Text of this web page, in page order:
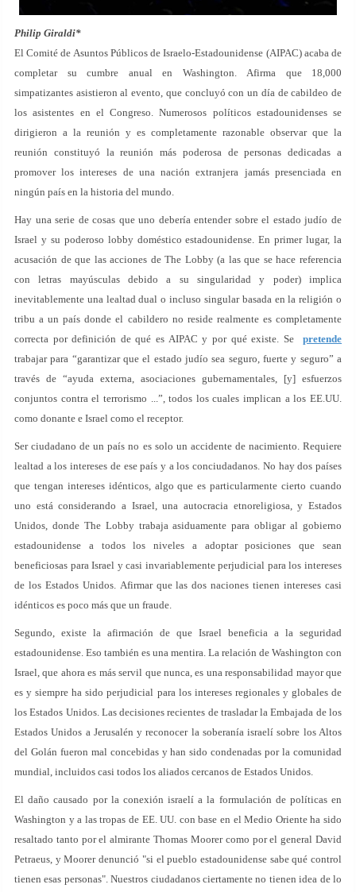
Philip Giraldi*
El Comité de Asuntos Públicos de Israelo-Estadounidense (AIPAC) acaba de
completar su cumbre anual en Washington. Afirma que 18,000
simpatizantes asistieron al evento, que concluyó con un día de cabildeo de
los asistentes en el Congreso. Numerosos políticos estadounidenses se
dirigieron a la reunión y es completamente razonable observar que la
reunión constituyó la reunión más poderosa de personas dedicadas a
promover los intereses de una nación extranjera jamás presenciada en
ningún país en la historia del mundo.
Hay una serie de cosas que uno debería entender sobre el estado judío de
Israel y su poderoso lobby doméstico estadounidense. En primer lugar, la
acusación de que las acciones de The Lobby (a las que se hace referencia
con letras mayúsculas debido a su singularidad y poder) implica
inevitablemente una lealtad dual o incluso singular basada en la religión o
tribu a un país donde el cabildero no reside realmente es completamente
correcta por definición de qué es AIPAC y por qué existe. Se pretende
trabajar para “garantizar que el estado judío sea seguro, fuerte y seguro” a
través de “ayuda externa, asociaciones gubernamentales, [y] esfuerzos
conjuntos contra el terrorismo ...”, todos los cuales implican a los EE.UU.
como donante e Israel como el receptor.
Ser ciudadano de un país no es solo un accidente de nacimiento. Requiere
lealtad a los intereses de ese país y a los conciudadanos. No hay dos países
que tengan intereses idénticos, algo que es particularmente cierto cuando
uno está considerando a Israel, una autocracia etnoreligiosa, y Estados
Unidos, donde The Lobby trabaja asiduamente para obligar al gobierno
estadounidense a todos los niveles a adoptar posiciones que sean
beneficiosas para Israel y casi invariablemente perjudicial para los intereses
de los Estados Unidos. Afirmar que las dos naciones tienen intereses casi
idénticos es poco más que un fraude.
Segundo, existe la afirmación de que Israel beneficia a la seguridad
estadounidense. Eso también es una mentira. La relación de Washington con
Israel, que ahora es más servil que nunca, es una responsabilidad mayor que
es y siempre ha sido perjudicial para los intereses regionales y globales de
los Estados Unidos. Las decisiones recientes de trasladar la Embajada de los
Estados Unidos a Jerusalén y reconocer la soberanía israelí sobre los Altos
del Golán fueron mal concebidas y han sido condenadas por la comunidad
mundial, incluidos casi todos los aliados cercanos de Estados Unidos.
El daño causado por la conexión israelí a la formulación de políticas en
Washington y a las tropas de EE. UU. con base en el Medio Oriente ha sido
resaltado tanto por el almirante Thomas Moorer como por el general David
Petraeus, y Moorer denunció "si el pueblo estadounidense sabe qué control
tienen esas personas". Nuestros ciudadanos ciertamente no tienen idea de lo